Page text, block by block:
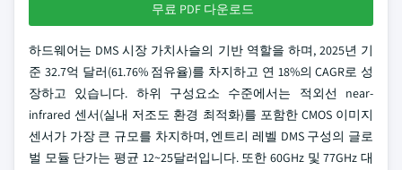
무료 PDF 다운로드
하드웨어는 DMS 시장 가치사슬의 기반 역할을 하며, 2025년 기
준 32.7억 달러(61.76% 점유율)를 차지하고 연 18%의 CAGR로 성
장하고 있습니다. 하위 구성요소 수준에서는 적외선 near-
infrared 센서(실내 저조도 환경 최적화)를 포함한 CMOS 이미지
센서가 가장 큰 규모를 차지하며, 엔트리 레벨 DMS 구성의 글로
벌 모듈 단가는 평균 12~25달러입니다. 또한 60GHz 및 77GHz 대